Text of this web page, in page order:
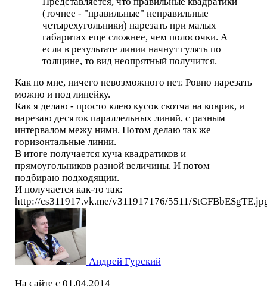
(точнее - "правильные" неправильные
четырехугольники) нарезать при малых
габаритах еще сложнее, чем полосочки. А
если в результате линии начнут гулять по
толщине, то вид неопрятный получится.
Как по мне, ничего невозможного нет. Ровно нарезать
можно и под линейку.
Как я делаю - просто клею кусок скотча на коврик, и
нарезаю десяток параллельных линий, с разным
интервалом межу ними. Потом делаю так же
горизонтальные линии.
В итоге получается куча квадратиков и
прямоугольников разной величины. И потом
подбираю подходящии.
И получается как-то так:
http://cs311917.vk.me/v311917176/5511/
Андрей Гурский
На сайте с 01.04.2014